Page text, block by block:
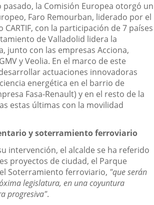
pasado, la Comisión Europea otorgó un
Faro Remourban, liderado por el
CARTIF, con la participación de 7 países
de Valladolid lidera la
junto con las empresas Acciona,
y Veolia. En el marco de este
actuaciones innovadoras
energética en el barrio de
Fasa-Renault) y en el resto de la
estas últimas con la movilidad
y soterramiento ferroviario
intervención, el alcalde se ha referido
proyectos de ciudad, el Parque
Soterramiento ferroviario, "que serán
legislatura, en una coyuntura
progresiva".